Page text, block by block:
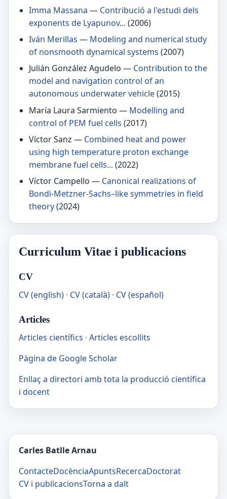
Imma Massana — Contribució a l'estudi dels
exponents de Lyapunov... (2006)
Iván Merillas — Modeling and numerical study
of nonsmooth dynamical systems (2007)
Julián González Agudelo — Contribution to the
model and navigation control of an
autonomous underwater vehicle(2015)
María Laura Sarmiento — Modelling and
control of PEM fuel cells (2017)
Víctor Sanz — Combined heat and power
using high temperature proton exchange
membrane fuel cells... (2022)
Víctor Campello — Canonical realizations of
Bondi-Metzner-Sachs–like symmetries in field
theory(2024)
Curriculum Vitae i publicacions
CV
CV (english) · CV (català) · CV (español)
Articles
Articles científics · Articles escollits
Pàgina de Google Scholar
Enllaç a directori amb tota la producció científica
i docent
Carles Batlle Arnau
ContacteDocènciaApuntsRecercaDoctorat
CV i publicacionsTorna a dalt